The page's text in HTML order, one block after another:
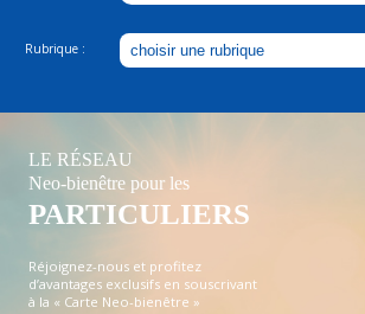
Rubrique :
LE RÉSEAU
Neo-bienêtre pour les
PARTICULIERS
Réjoignez-nous et profitez
d’avantages exclusifs en souscrivant
à la « Carte Neo-bienêtre »